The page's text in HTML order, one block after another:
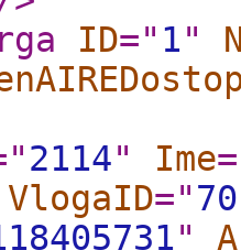
ID=" 1"
2114" Ime
VlogaID="70
"